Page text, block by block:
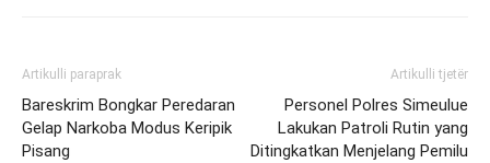
Artikulli paraprak
Bareskrim Bongkar Peredaran
Gelap Narkoba Modus Keripik
Pisang
Artikulli tjetër
Personel Polres Simeulue
Lakukan Patroli Rutin yang
Ditingkatkan Menjelang Pemilu